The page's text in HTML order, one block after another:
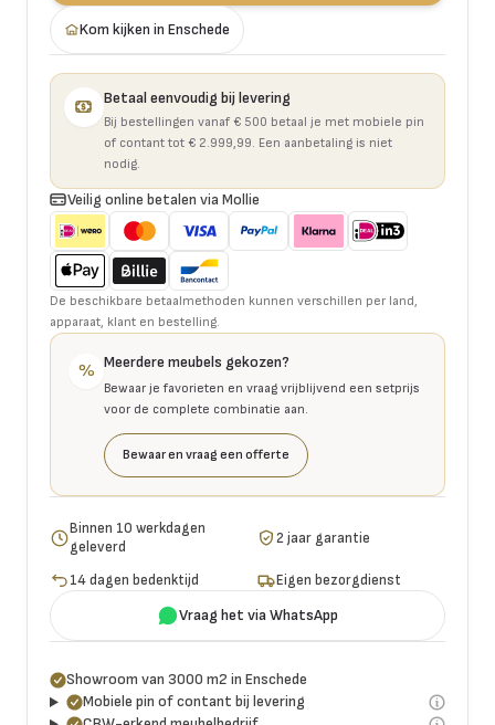
Kom kijken in Enschede
Betaal eenvoudig bij levering
Bij bestellingen vanaf € 500 betaal je met mobiele pin
of contant tot € 2.999,99. Een aanbetaling is niet
nodig.
Veilig online betalen via Mollie
De beschikbare betaalmethoden kunnen verschillen per land,
apparaat, klant en bestelling.
% Meerdere meubels gekozen?
Bewaar je favorieten en vraag vrijblijvend een setprijs
voor de complete combinatie aan.
Bewaar en vraag een offerte
Binnen 10 werkdagen
geleverd
2 jaar garantie
14 dagen bedenktijd Eigen bezorgdienst
Vraag het via WhatsApp
Showroom van 3000 m2 in Enschede
Mobiele pin of contant bij levering